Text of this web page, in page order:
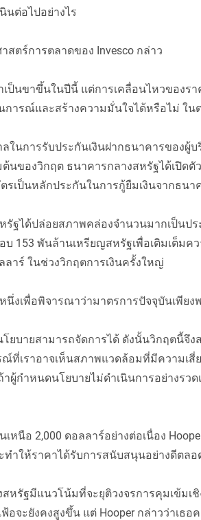
นต่อไปอย่างไร
สตร์การตลาดของ Invesco กล่าว
ป็นขาขึ้นในปีนี้ แต่การเคลื่อนไหวของร
ารณ์และสร้างความมั่นใจได้หรือไม่ ใน
ลในการรับประกันเงินฝากธนาคารของ
นของวิกฤต ธนาคารกลางสหรัฐได้เปิดตั
เป็นหลักประกันในการกู้ยืมเงินจากธนา
รัฐได้ปล่อยสภาพคล่องจำนวนมากเป็นป
บ 153 พันล้านเหรียญสหรัฐเพื่อเติมเต็ม
าร์ ในช่วงวิกฤตการเงินครั้งใหญ่
หนึ่งเพื่อพิจารณาว่ามาตรการปัจจุบันเพีย
ยบายสามารถจัดการได้ ดังนั้นวิกฤตนี้จึ
ที่เราอาจเห็นสภาพแวดล้อมที่มีความเ
ผู้กำหนดนโยบายไม่ดำเนินการอย่างรวด
หนือ 2,000 ดอลลาร์อย่างต่อเนื่อง
ำให้ราคาได้รับการสนับสนุนอย่างดีตลอ
สหรัฐมีแนวโน้มที่จะยุติวงจรการคุมเข้ม
อจะยังคงสูงขึ้น แต่ Hooper กล่าวว่าเธอ